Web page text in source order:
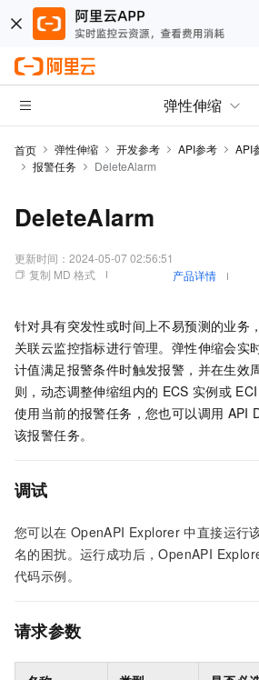
弹性伸缩
首页 弹性伸缩 开发参考 API参考
API
报警任务
DeleteAlarm
DeleteAlarm
更新时间： 2024-05-07 02:56:51
复制 MD 格式
产品详情
针对具有突发性或时间上不易预测的业务
关联云监控指标进行管理。弹性伸缩会实
计值满足报警条件时触发报警，并在生效
则，动态调整伸缩组内的 ECS 实例或 ECI
使用当前的报警任务，您也可以调用 API
该报警任务。
调试
您可以在 OpenAPI Explorer 中直接运行
名的困扰。运行成功后，OpenAPI
代码示例。
请求参数